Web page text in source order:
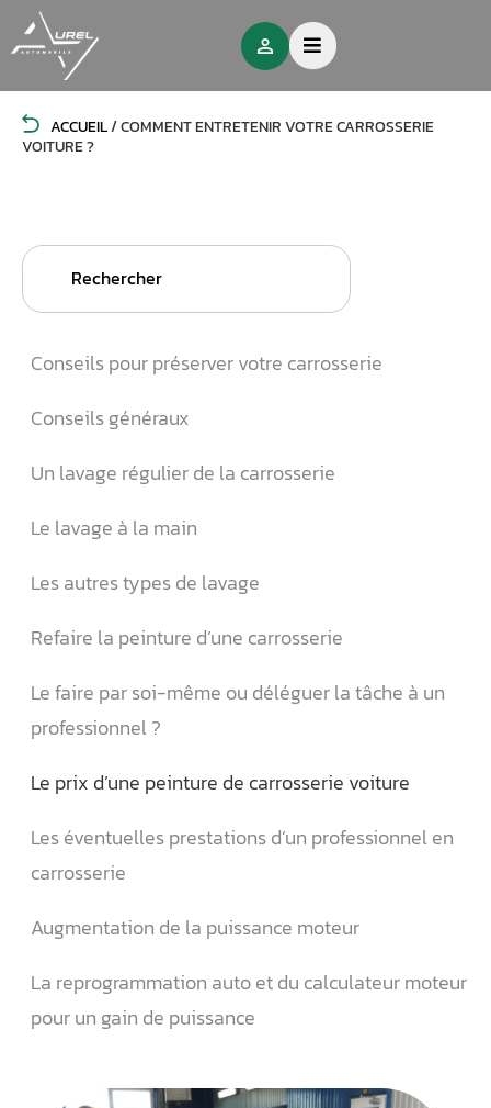
ACCUEIL/COMMENT ENTRETENIR VOTRE CARROSSERIE
VOITURE ?
Search
Conseils pour préserver votre carrosserie
Conseils généraux
Un lavage régulier de la carrosserie
Le lavage à la main
Les autres types de lavage
Refaire la peinture d’une carrosserie
Le faire par soi-même ou déléguer la tâche à un
professionnel ?
Le prix d’une peinture de carrosserie voiture
Les éventuelles prestations d’un professionnel en
carrosserie
Augmentation de la puissance moteur
La reprogrammation auto et du calculateur moteur
pour un gain de puissance